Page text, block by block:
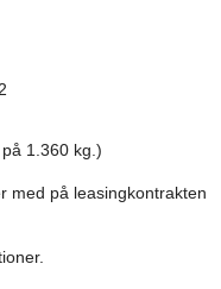
1.360 kg.)
med på leasingkontrakten